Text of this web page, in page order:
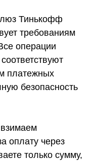
Тинькофф
требованиям
операции
платежных
безопасность
оплату через
только сумму,